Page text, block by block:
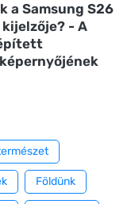
a Samsung S26
- A
Földünk